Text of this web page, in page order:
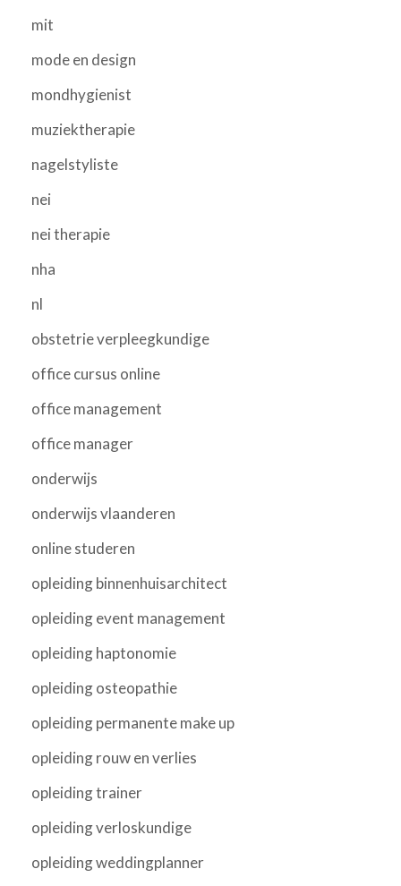
mit
mode en design
mondhygienist
muziektherapie
nagelstyliste
nei
nei therapie
nha
nl
obstetrie verpleegkundige
office cursus online
office management
office manager
onderwijs
onderwijs vlaanderen
online studeren
opleiding binnenhuisarchitect
opleiding event management
opleiding haptonomie
opleiding osteopathie
opleiding permanente make up
opleiding rouw en verlies
opleiding trainer
opleiding verloskundige
opleiding weddingplanner